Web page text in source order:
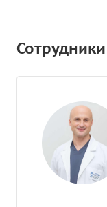
Сотрудники